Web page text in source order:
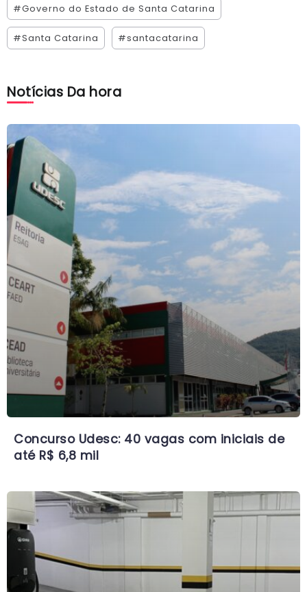
#Governo do Estado de Santa Catarina
#Santa Catarina #santacatarina
Notícias Da hora
Concurso Udesc: 40 vagas com iniciais de
até R$ 6,8 mil